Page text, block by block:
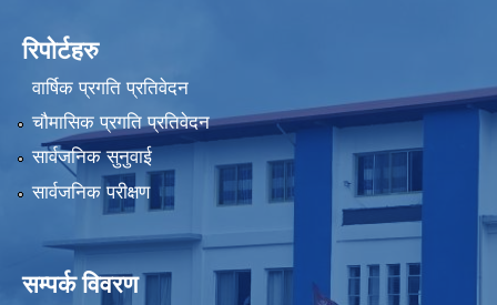
रिपोर्टहरु
वार्षिक प्रगति प्रतिवेदन
चौमासिक प्रगति प्रतिवेदन
सार्वजनिक सुनुवाई
सार्वजनिक परीक्षण
सम्पर्क विवरण